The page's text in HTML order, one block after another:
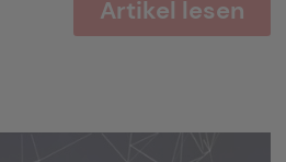
Artikel lesen